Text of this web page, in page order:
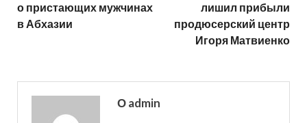
о пристающих мужчинах
в Абхазии
лишил прибыли
продюсерский центр
Игоря Матвиенко
О admin